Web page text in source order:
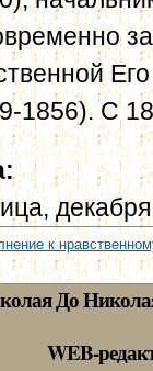
1856). С
к
До
WEB-